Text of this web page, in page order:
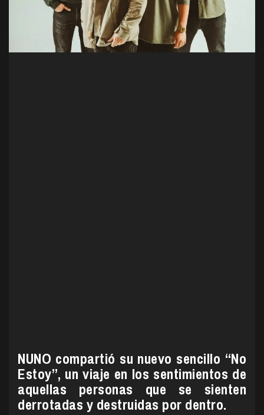
NUNO compartió su nuevo sencillo “No
Estoy”, un viaje en los sentimientos de
aquellas personas que se sienten
derrotadas y destruidas por dentro.